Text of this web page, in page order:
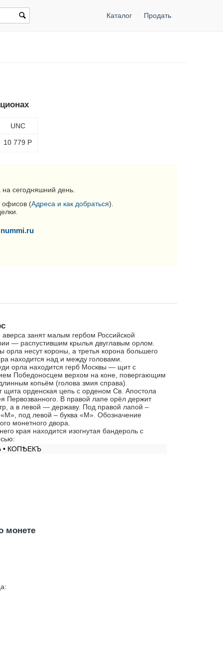
Каталог Продать
UNC
10 779 Р
сегодняшний день.
офисов (Адреса и как добраться).
аверса занят малым гербом Российской
— распустившим крылья двуглавым орлом.
орла несут короны, а третья корона большего
находится над и между головами.
орла находится герб Москвы — щит с
Победоносцем верхом на коне, повергающим
копьём (голова змия справа).
щита орденская цепь с орденом Св. Апостола
Первозванного. В правой лапе орёл держит
а в левой — державу. Под правой лапой –
«М», под левой – буква «М». Обозначение
монетного двора.
края находится изогнутая бандероль с
• КОПѢЕКЪ
монете